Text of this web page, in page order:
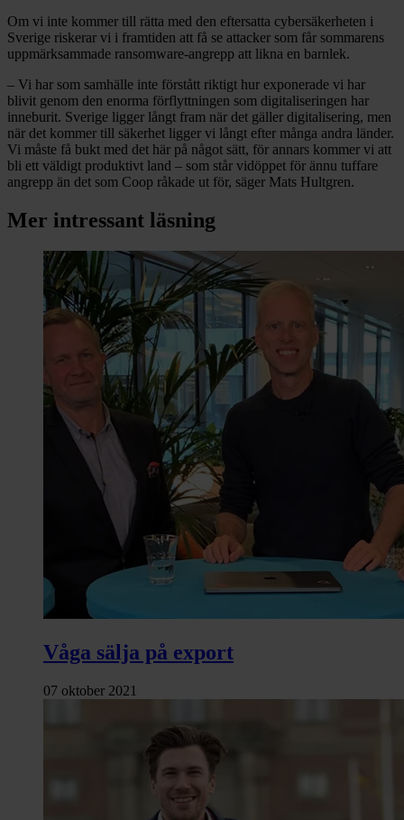
Om vi inte kommer till rätta med den eftersatta cybersäkerheten i
Sverige riskerar vi i framtiden att få se attacker som får sommarens
uppmärksammade ransomware-angrepp att likna en barnlek.
– Vi har som samhälle inte förstått riktigt hur exponerade vi har
blivit genom den enorma förflyttningen som digitaliseringen har
inneburit. Sverige ligger långt fram när det gäller digitalisering, men
när det kommer till säkerhet ligger vi långt efter många andra länder.
Vi måste få bukt med det här på något sätt, för annars kommer vi att
bli ett väldigt produktivt land – som står vidöppet för ännu tuffare
angrepp än det som Coop råkade ut för, säger Mats Hultgren.
Mer intressant läsning
Våga sälja på export
07 oktober 2021